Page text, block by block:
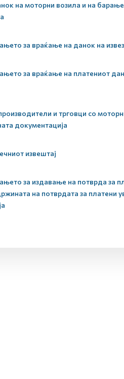
на моторни возила и на
за враќање на данок на
за враќање на платениот
и трговци со
документација
извештај
за издавање на потврда за
на потврдата за платени